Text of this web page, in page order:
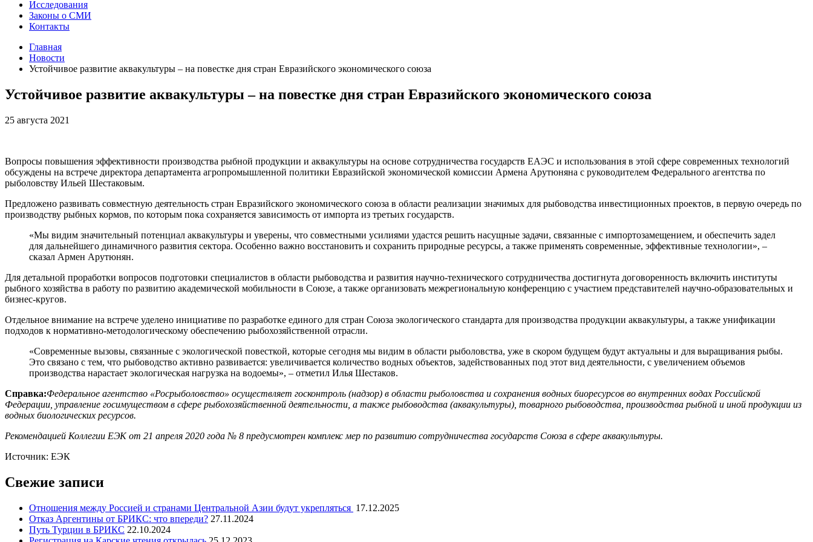
Исследования
Законы о СМИ
Контакты
Главная
Новости
Устойчивое развитие аквакультуры – на повестке дня стран Евразийского экономического союза
Устойчивое развитие аквакультуры – на повестке дня стран Евразийского экономического союза
25 августа 2021
Вопросы повышения эффективности производства рыбной продукции и аквакультуры на основе сотрудничества государств ЕАЭС и использования в этой сфере современных технологий
обсуждены на встрече директора департамента агропромышленной политики Евразийской экономической комиссии Армена Арутюняна с руководителем Федерального агентства по
рыболовству Ильей Шестаковым.
Предложено развивать совместную деятельность стран Евразийского экономического союза в области реализации значимых для рыбоводства инвестиционных проектов, в первую очередь по
производству рыбных кормов, по которым пока сохраняется зависимость от импорта из третьих государств.
«Мы видим значительный потенциал аквакультуры и уверены, что совместными усилиями удастся решить насущные задачи, связанные с импортозамещением, и обеспечить задел
для дальнейшего динамичного развития сектора. Особенно важно восстановить и сохранить природные ресурсы, а также применять современные, эффективные технологии», –
сказал Армен Арутюнян.
Для детальной проработки вопросов подготовки специалистов в области рыбоводства и развития научно-технического сотрудничества достигнута договоренность включить институты
рыбного хозяйства в работу по развитию академической мобильности в Союзе, а также организовать межрегиональную конференцию с участием представителей научно-образовательных и
бизнес-кругов.
Отдельное внимание на встрече уделено инициативе по разработке единого для стран Союза экологического стандарта для производства продукции аквакультуры, а также унификации
подходов к нормативно-методологическому обеспечению рыбохозяйственной отрасли.
«Современные вызовы, связанные с экологической повесткой, которые сегодня мы видим в области рыболовства, уже в скором будущем будут актуальны и для выращивания рыбы.
Это связано с тем, что рыбоводство активно развивается: увеличивается количество водных объектов, задействованных под этот вид деятельности, с увеличением объемов
производства нарастает экологическая нагрузка на водоемы», – отметил Илья Шестаков.
Справка:Федеральное агентство «Росрыболовство» осуществляет госконтроль (надзор) в области рыболовства и сохранения водных биоресурсов во внутренних водах Российской
Федерации, управление госимуществом в сфере рыбохозяйственной деятельности, а также рыбоводства (аквакультуры), товарного рыбоводства, производства рыбной и иной продукции из
водных биологических ресурсов.
Рекомендацией Коллегии ЕЭК от 21 апреля 2020 года № 8 предусмотрен комплекс мер по развитию сотрудничества государств Союза в сфере аквакультуры.
Источник: ЕЭК
Свежие записи
Отношения между Россией и странами Центральной Азии будут укрепляться 17.12.2025
Отказ Аргентины от БРИКС: что впереди? 27.11.2024
Путь Турции в БРИКС 22.10.2024